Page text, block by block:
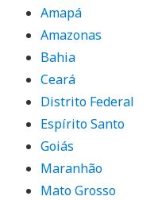
Amapá
Amazonas
Bahia
Ceará
Distrito Federal
Espírito Santo
Goiás
Maranhão
Mato Grosso